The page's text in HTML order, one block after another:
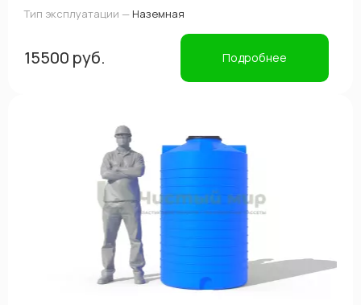
Тип эксплуатации — Наземная
15500 руб. Подробнее